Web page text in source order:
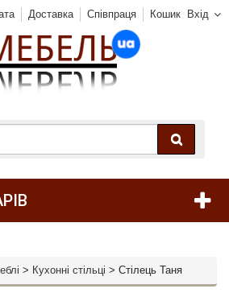
Вхід
Доставка Співпраця Кошик
> Кухонні стільці > Стілець Таня